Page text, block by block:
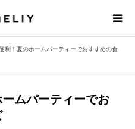
利！夏のホームパーティーでおすすめの食
ムパーティーでお